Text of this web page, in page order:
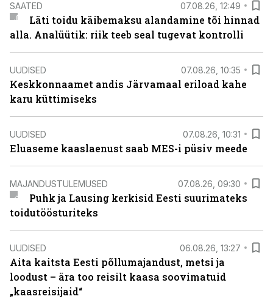
SAATED 07.08.26, 12:49
Läti toidu käibemaksu alandamine tõi hinnad
alla. Analüütik: riik teeb seal tugevat kontrolli
UUDISED 07.08.26, 10:35
Keskkonnaamet andis Järvamaal eriload kahe
karu küttimiseks
UUDISED 07.08.26, 10:31
Eluaseme kaaslaenust saab MES-i püsiv meede
MAJANDUSTULEMUSED 07.08.26, 09:30
Puhk ja Lausing kerkisid Eesti suurimateks
toidutöösturiteks
UUDISED 06.08.26, 13:27
Aita kaitsta Eesti põllumajandust, metsi ja
loodust – ära too reisilt kaasa soovimatuid
„kaasreisijaid“